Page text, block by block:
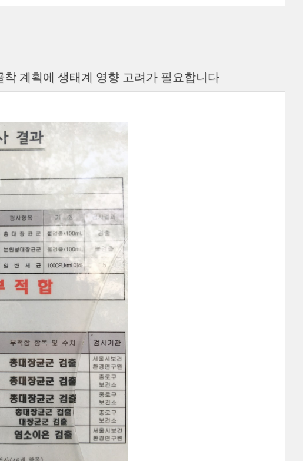
계획에 생태계 영향 고려가 필요합니다